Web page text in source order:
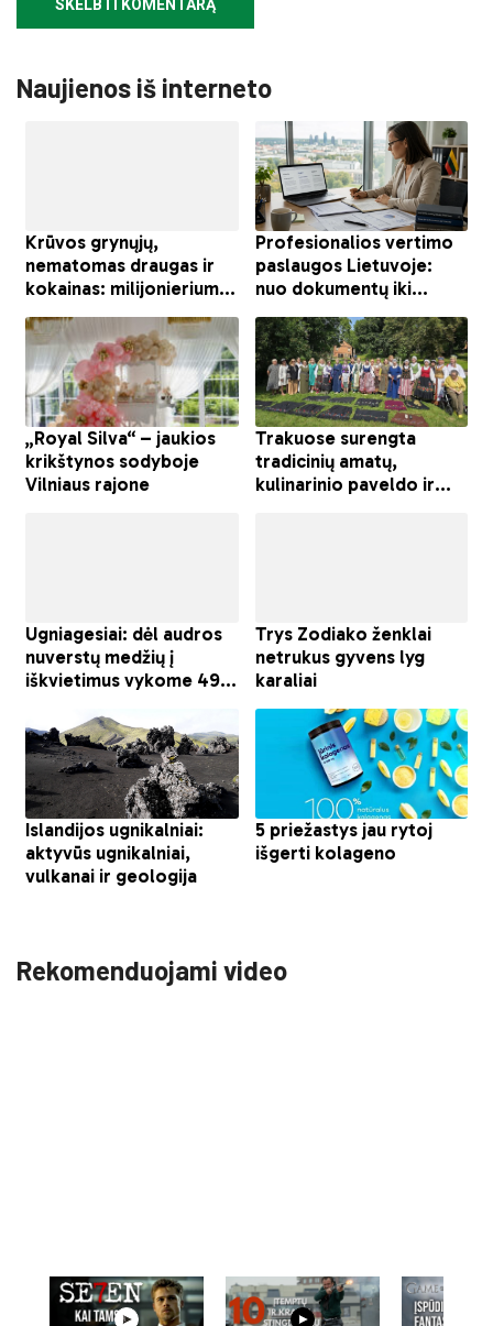
Naujienos iš interneto
Rekomenduojami video